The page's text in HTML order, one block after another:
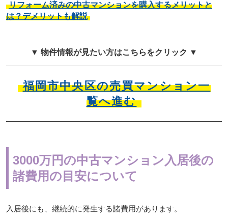
リフォーム済みの中古マンションを購入するメリットと
は？デメリットも解説
▼ 物件情報が見たい方はこちらをクリック ▼
福岡市中央区の売買マンション一
覧へ進む
3000万円の中古マンション入居後の
諸費用の目安について
入居後にも、継続的に発生する諸費用があります。